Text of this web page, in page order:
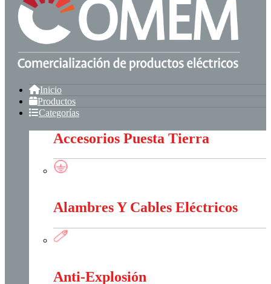
Inicio
Productos
Categorías
Accesorios Puesta Tierra
Alambres Y Cables Eléctricos
Anti-Explosión